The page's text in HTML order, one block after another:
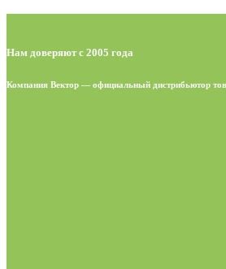
Нам доверяют с 2005 года
Компания Вектор — официальный дистрибьютор